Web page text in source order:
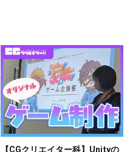
【CGクリエイター科】Unityの